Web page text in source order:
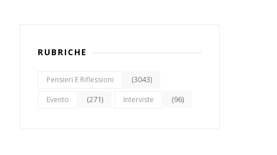
RUBRICHE
Pensieri E Riflessioni (3043)
Evento (271) Interviste (96)